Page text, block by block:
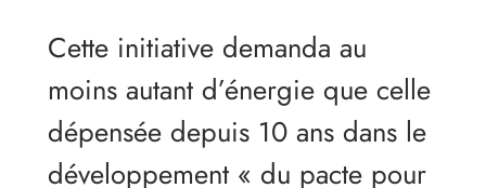
Cette initiative demanda au
moins autant d’énergie que celle
dépensée depuis 10 ans dans le
développement « du pacte pour